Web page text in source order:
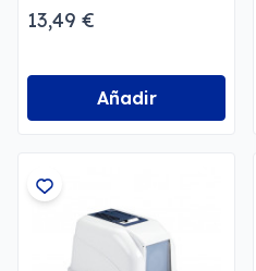
13,49 €
Añadir